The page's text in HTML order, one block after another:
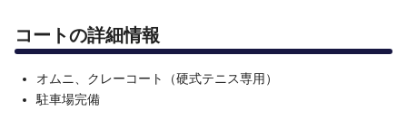
コートの詳細情報
オムニ、クレーコート（硬式テニス専用）
駐車場完備